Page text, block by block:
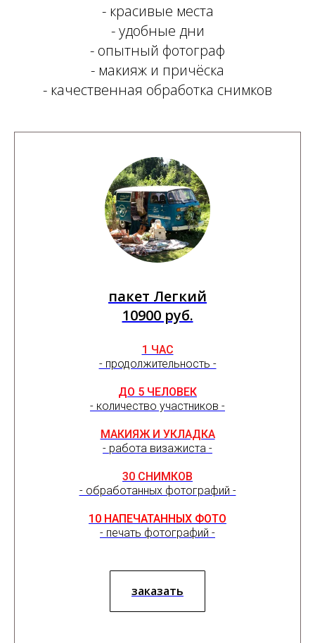
- красивые места
- удобные дни
- опытный фотограф
- макияж и причёска
- качественная обработка снимков
пакет Легкий
10900 руб.
1 ЧАС
- продолжительность -
ДО 5 ЧЕЛОВЕК
- количество участников -
МАКИЯЖ И УКЛАДКА
- работа визажиста -
30 СНИМКОВ
- обработанных фотографий -
10 НАПЕЧАТАННЫХ ФОТО
- печать фотографий -
заказать